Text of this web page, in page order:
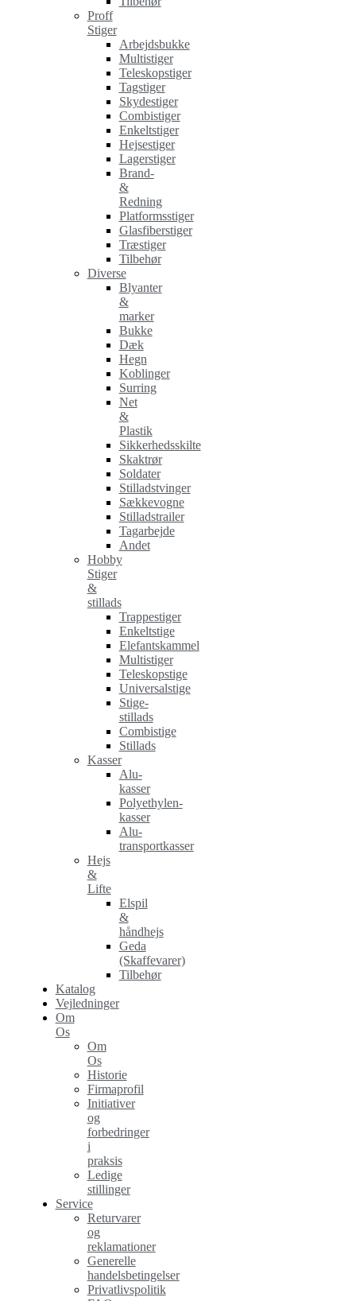
Proff
Stiger
Arbejdsbukke
Multistiger
Teleskopstiger
Tagstiger
Skydestiger
Combistiger
Enkeltstiger
Hejsestiger
Lagerstiger
Brand-
&
Redning
Platformsstiger
Glasfiberstiger
Træstiger
Tilbehør
Diverse
Blyanter
&
marker
Bukke
Dæk
Hegn
Koblinger
Surring
Net
&
Plastik
Sikkerhedsskilte
Skaktrør
Soldater
Stilladstvinger
Sækkevogne
Stilladstrailer
Tagarbejde
Andet
Hobby
Stiger
&
stillads
Trappestiger
Enkeltstige
Elefantskammel
Multistiger
Teleskopstige
Universalstige
Stige-
stillads
Combistige
Stillads
Kasser
Alu-
kasser
Polyethylen-
kasser
Alu-
transportkasser
Hejs
&
Lifte
Elspil
&
håndhejs
Geda
(Skaffevarer)
Tilbehør
Katalog
Vejledninger
Om
Os
Om
Os
Historie
Firmaprofil
Initiativer
og
forbedringer
i
praksis
Ledige
stillinger
Service
Returvarer
og
reklamationer
Generelle
handelsbetingelser
Privatlivspolitik